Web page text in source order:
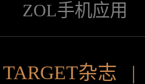
ZOL手机应用
TARGET杂志